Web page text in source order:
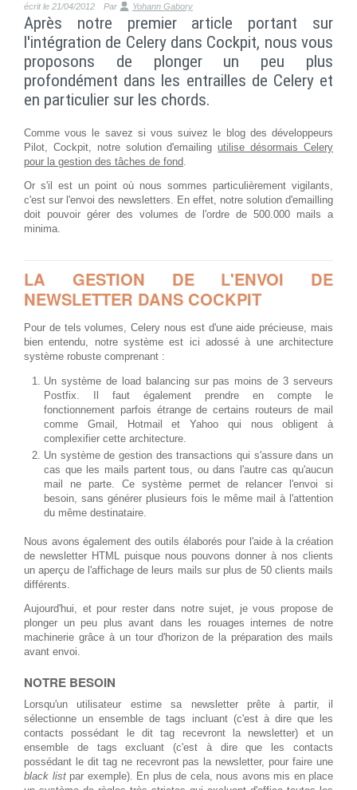
écrit le 21/04/2012 Par Yohann Gabory
Après notre premier article portant sur
l'intégration de Celery dans Cockpit, nous vous
proposons de plonger un peu plus
profondément dans les entrailles de Celery et
en particulier sur les chords.
Comme vous le savez si vous suivez le blog des développeurs
Pilot, Cockpit, notre solution d'emailingutilise désormais Celery
pour la gestion des tâches de fond
Or s'il est un point où nous sommes particulièrement vigilants,
c'est sur l'envoi des newsletters. En effet, notre solution d'emailling
doit pouvoir gérer des volumes de l'ordre de 500.000 mails a
minima.
LA GESTION DE L'ENVOI DE
NEWSLETTER DANS COCKPIT
Pour de tels volumes, Celery nous est d'une aide précieuse, mais
bien entendu, notre système est ici adossé à une architecture
système robuste comprenant :
Un système de load balancing sur pas moins de 3 serveurs
Postfix. Il faut également prendre en compte le
fonctionnement parfois étrange de certains routeurs de mail
comme Gmail, Hotmail et Yahoo qui nous obligent à
complexifier cette architecture.
Un système de gestion des transactions qui s'assure dans un
cas que les mails partent tous, ou dans l'autre cas qu'aucun
mail ne parte. Ce système permet de relancer l'envoi si
besoin, sans générer plusieurs fois le même mail à l'attention
du même destinataire.
Nous avons également des outils élaborés pour l'aide à la création
de newsletter HTML puisque nous pouvons donner à nos clients
un aperçu de l'affichage de leurs mails sur plus de 50 clients mails
différents.
Aujourd'hui, et pour rester dans notre sujet, je vous propose de
plonger un peu plus avant dans les rouages internes de notre
machinerie grâce à un tour d'horizon de la préparation des mails
avant envoi.
NOTRE BESOIN
Lorsqu'un utilisateur estime sa newsletter prête à partir, il
sélectionne un ensemble de tags incluant (c'est à dire que les
contacts possédant le dit tag recevront la newsletter) et un
ensemble de tags excluant (c'est à dire que les contacts
possédant le dit tag ne recevront pas la newsletter, pour faire une
black listpar exemple). En plus de cela, nous avons mis en place